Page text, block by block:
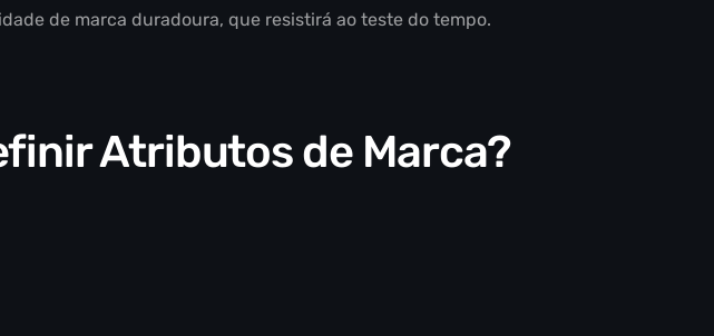
de marca duradoura, que resistirá ao teste do tempo.
Atributos de Marca?